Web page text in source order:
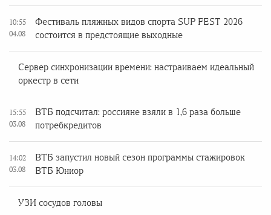
10:55
04.08
Фестиваль пляжных видов спорта SUP FEST 2026
состоится в предстоящие выходные
Сервер синхронизации времени: настраиваем идеальный
оркестр в сети
15:55
03.08
ВТБ подсчитал: россияне взяли в 1,6 раза больше
потребкредитов
14:02
03.08
ВТБ запустил новый сезон программы стажировок
ВТБ Юниор
УЗИ сосудов головы